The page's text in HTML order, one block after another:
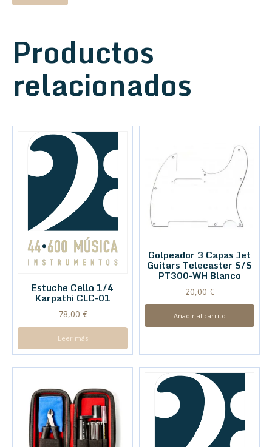
Productos
relacionados
Estuche Cello 1/4
Karpathi CLC-01
78,00 €
Leer más
Golpeador 3 Capas Jet
Guitars Telecaster S/S
PT300-WH Blanco
20,00 €
Añadir al carrito